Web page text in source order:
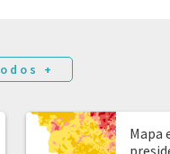
+
Mapa